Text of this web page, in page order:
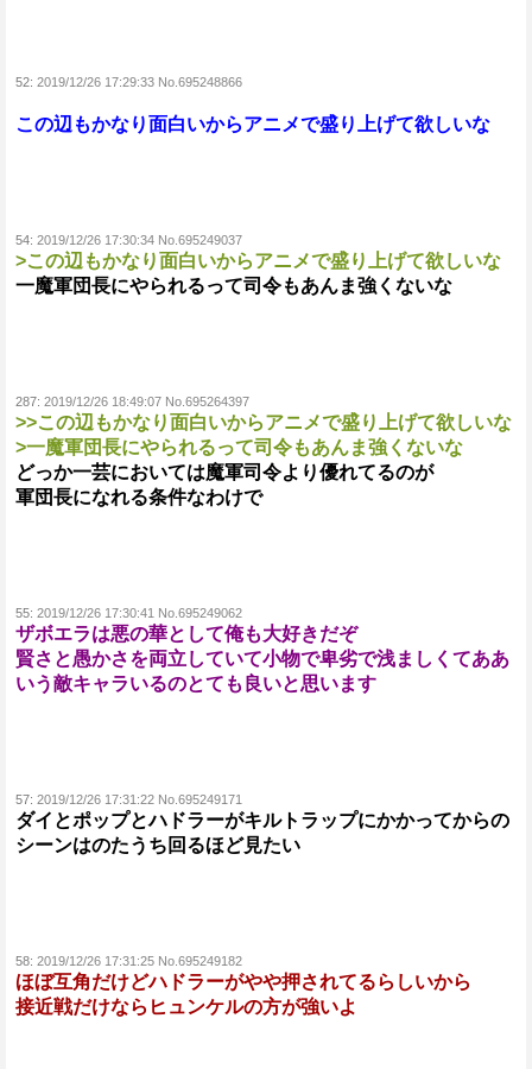
52: 2019/12/26 17:29:33 No.695248866
この辺もかなり面白いからアニメで盛り上げて欲しいな
54: 2019/12/26 17:30:34 No.695249037
>この辺もかなり面白いからアニメで盛り上げて欲しいな
一魔軍団長にやられるって司令もあんま強くないな
287: 2019/12/26 18:49:07 No.695264397
>>この辺もかなり面白いからアニメで盛り上げて欲しいな
>一魔軍団長にやられるって司令もあんま強くないな
どっか一芸においては魔軍司令より優れてるのが
軍団長になれる条件なわけで
55: 2019/12/26 17:30:41 No.695249062
ザボエラは悪の華として俺も大好きだぞ
賢さと愚かさを両立していて小物で卑劣で浅ましくてああ
いう敵キャラいるのとても良いと思います
57: 2019/12/26 17:31:22 No.695249171
ダイとポップとハドラーがキルトラップにかかってからの
シーンはのたうち回るほど見たい
58: 2019/12/26 17:31:25 No.695249182
ほぼ互角だけどハドラーがやや押されてるらしいから
接近戦だけならヒュンケルの方が強いよ